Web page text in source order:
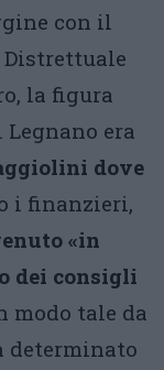
con il
la figura
era
dove
i finanzieri,
«in
dei consigli
modo tale da
determinato